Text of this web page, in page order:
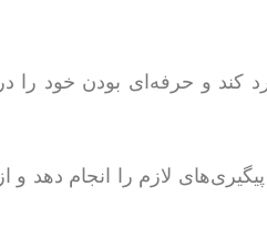
کند و حرفه‌ای بودن خود را در
لازم را انجام دهد و از